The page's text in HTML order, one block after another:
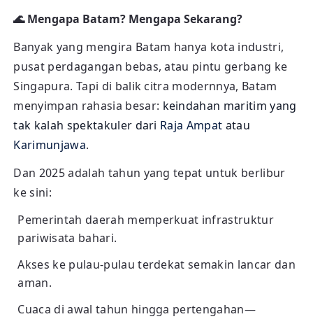
🌊 Mengapa Batam? Mengapa Sekarang?
Banyak yang mengira Batam hanya kota industri,
pusat perdagangan bebas, atau pintu gerbang ke
Singapura. Tapi di balik citra modernnya, Batam
menyimpan rahasia besar: keindahan maritim yang
tak kalah spektakuler dari Raja Ampat atau
Karimunjawa.
Dan 2025 adalah tahun yang tepat untuk berlibur
ke sini:
Pemerintah daerah memperkuat infrastruktur
pariwisata bahari.
Akses ke pulau-pulau terdekat semakin lancar dan
aman.
Cuaca di awal tahun hingga pertengahan—